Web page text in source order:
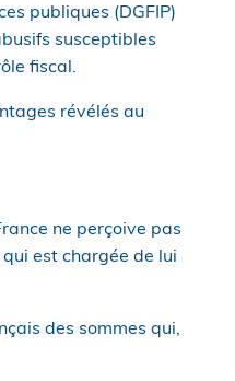
publiques (DGFIP)
susceptibles
fiscal.
révélés au
ne perçoive pas
est chargée de lui
des sommes qui,